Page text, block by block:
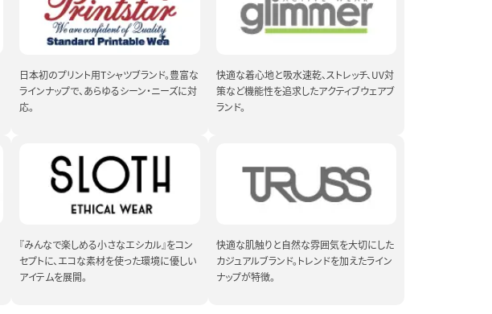
日本初のプリント用Tシャツブランド。豊富な
ラインナップで、あらゆるシーン・ニーズに対
応。
快適な着心地と吸水速乾、ストレッチ、UV対
策など機能性を追求したアクティブウェアブ
ランド。
『みんなで楽しめる小さなエシカル』をコン
セプトに、エコな素材を使った環境に優しい
アイテムを展開。
快適な肌触りと自然な雰囲気を大切にした
カジュアルブランド。トレンドを加えたライン
ナップが特徴。